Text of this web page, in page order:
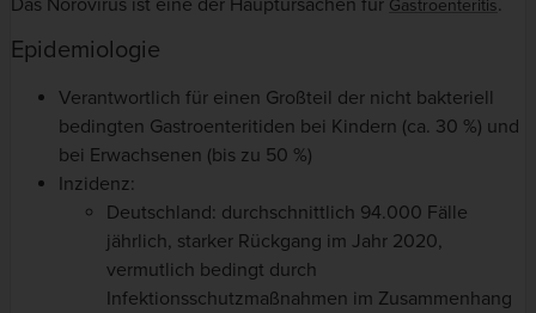
Gastroenteritis
Epidemiologie
Verantwortlich für einen Großteil der nicht bakteriell
bedingten Gastroenteritiden bei Kindern (ca. 30 %) und
bei Erwachsenen (bis zu 50 %)
Inzidenz:
Deutschland: durchschnittlich 94.000 Fälle
jährlich, starker Rückgang im Jahr 2020,
vermutlich bedingt durch
Infektionsschutzmaßnahmen im Zusammenhang